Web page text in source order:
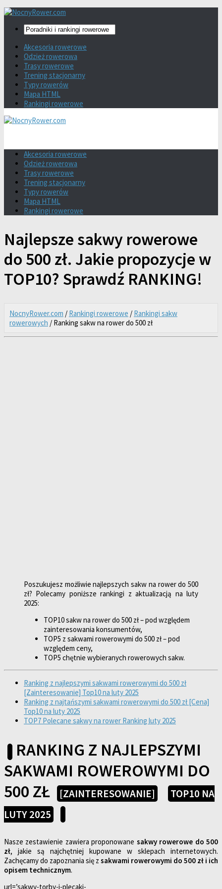
Akcesoria rowerowe
Odzież rowerowa
Trasy rowerowe
Trening stacjonarny
Typy rowerów
Mapa HTML
Rankingi rowerowe
Akcesoria rowerowe
Odzież rowerowa
Trasy rowerowe
Trening stacjonarny
Typy rowerów
Mapa HTML
Rankingi rowerowe
Najlepsze sakwy rowerowe
do 500 zł. Jakie propozycje w
TOP10? Sprawdź RANKING!
NocnyRower.com / Rankingi rowerowe / Rankingi sakw
rowerowych / Ranking sakw na rower do 500 zł
Poszukujesz możliwie najlepszych sakw na rower do 500
zł? Polecamy poniższe rankingi z aktualizacją na luty
2025:
TOP10 sakw na rower do 500 zł – pod względem
zainteresowania konsumentów,
TOP5 z sakwami rowerowymi do 500 zł – pod
względem ceny,
TOP5 chętnie wybieranych rowerowych sakw.
Ranking z najlepszymi sakwami rowerowymi do 500 zł
[Zainteresowanie] Top10 na luty 2025
Ranking z najtańszymi sakwami rowerowymi do 500 zł [Cena]
Top10 na luty 2025
TOP7 Polecane sakwy na rower Ranking luty 2025
RANKING Z NAJLEPSZYMI
SAKWAMI ROWEROWYMI DO
500 ZŁ
[ZAINTERESOWANIE]
TOP10 NA
LUTY 2025
Nasze zestawienie zawiera proponowane sakwy rowerowe do 500
zł, jakie są najchętniej kupowane w sklepach internetowych.
Zachęcamy do zapoznania się z sakwami rowerowymi do 500 zł i ich
opisem technicznym.
url=’sakwy-torby-i-plecaki-